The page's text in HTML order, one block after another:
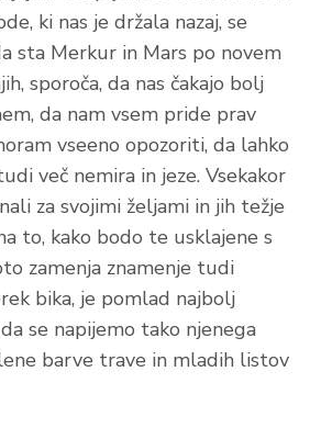
ki nas je držala nazaj, se
sta Merkur in Mars po novem
sporoča, da nas čakajo bolj
da nam vsem pride prav
vseeno opozoriti, da lahko
več nemira in jeze. Vsekakor
za svojimi željami in jih težje
to, kako bodo te usklajene s
zamenja znamenje tudi
bika, je pomlad najbolj
se napijemo tako njenega
barve trave in mladih listov